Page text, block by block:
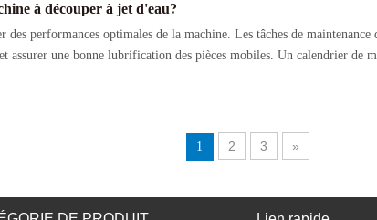
à découper à jet d'eau?
des performances optimales de la machine. Les tâches de
assurer une bonne lubrification des pièces mobiles. Un calendrier de
1 2 3 »